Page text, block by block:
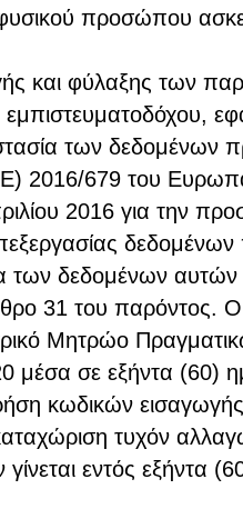
προσώπου
και φύλαξης των
εμπιστευματοδόχου,
των δεδομένων
2016/679 του
2016 για την
των δεδομένων αυτών
31 του παρόντος. Οι
Μητρώο
μέσα σε εξήντα (60)
κωδικών
τυχόν
εντός εξήντα